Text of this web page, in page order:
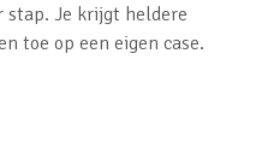
stap. Je krijgt heldere
toe op een eigen case.